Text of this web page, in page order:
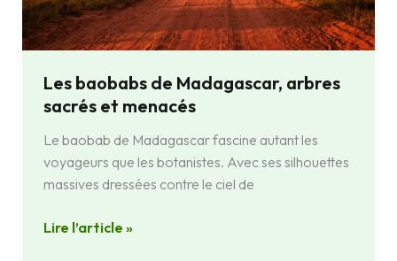
Les baobabs de Madagascar, arbres
sacrés et menacés
Le baobab de Madagascar fascine autant les
voyageurs que les botanistes. Avec ses silhouettes
massives dressées contre le ciel de
Lire l’article »